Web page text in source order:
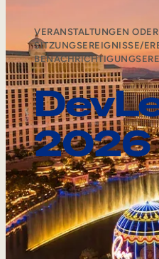
Interne Weiterbildung
Onboarding von
Mitarbeiterausbildung
Vertriebsschulungen
Compliance-Training
Training für Customer
VERANSTALTUNGEN
SITZUNGSEREIGNISSE/
2026